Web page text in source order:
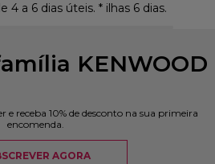
4 a 6 dias úteis. * ilhas 6 dias.
KENWOOD
e receba 10% de desconto na sua primeira
encomenda.
AGORA